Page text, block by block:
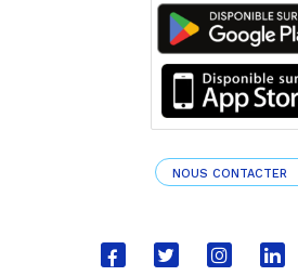
Lien Lien Lien Lien
NOUS CONTACTER